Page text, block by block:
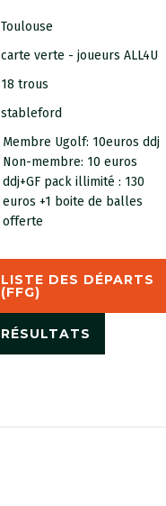
Toulouse
carte verte - joueurs ALL4U
18 trous
stableford
Membre Ugolf: 10euros ddj
Non-membre: 10 euros
ddj+GF pack illimité : 130
euros +1 boite de balles
offerte
LISTE DES DÉPARTS
(FFG)
RÉSULTATS